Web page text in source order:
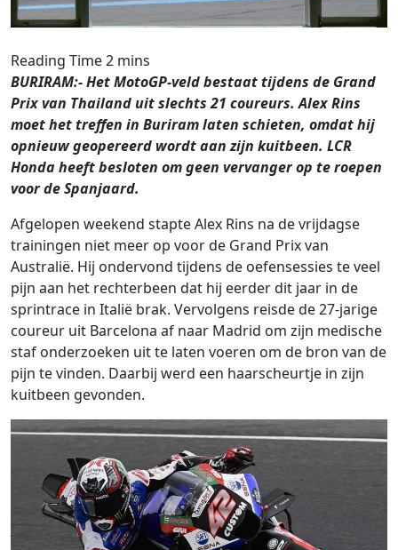
BURIRAM:- Het MotoGP-veld bestaat tijdens de Grand
Prix van Thailand uit slechts 21 coureurs. Alex Rins
moet het treffen in Buriram laten schieten, omdat hij
opnieuw geopereerd wordt aan zijn kuitbeen. LCR
Honda heeft besloten om geen vervanger op te roepen
voor de Spanjaard.
Afgelopen weekend stapte Alex Rins na de vrijdagse
trainingen niet meer op voor de Grand Prix van
Australië. Hij ondervond tijdens de oefensessies te veel
pijn aan het rechterbeen dat hij eerder dit jaar in de
sprintrace in Italië brak. Vervolgens reisde de 27-jarige
coureur uit Barcelona af naar Madrid om zijn medische
staf onderzoeken uit te laten voeren om de bron van de
pijn te vinden. Daarbij werd een haarscheurtje in zijn
kuitbeen gevonden.